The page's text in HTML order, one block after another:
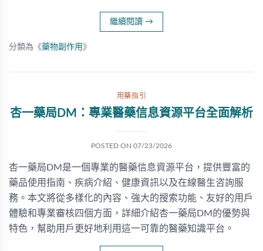
繼續閱讀 →
分類為《藥物副作用 》
用藥指引
杏一藥局DM：專業醫藥信息資源平台全面解析
POSTED ON 07/23/2026
杏一藥局DM是一個專業的醫藥信息資源平台，提供豐富的
藥品使用指南、疾病介紹、健康資訊以及在線醫生咨詢服
務。本文將從多樣化的內容、強大的搜索功能、友好的用戶
體驗和專業審核四個方面，詳細介紹杏一藥局DM的優勢與
特色，幫助用戶更好地利用這一可靠的醫藥知識平台。